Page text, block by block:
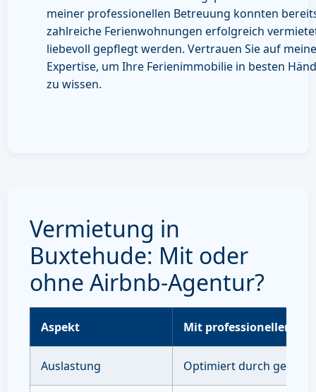
meiner professionellen Betreuung konnten
zahlreiche Ferienwohnungen erfolgreich
liebevoll gepflegt werden. Vertrauen Sie auf meine
Expertise, um Ihre Ferienimmobilie in besten
zu wissen.
Vermietung in
Buxtehude: Mit oder
ohne Airbnb-Agentur?
Aspekt Mit professioneller
Auslastung Optimiert durch